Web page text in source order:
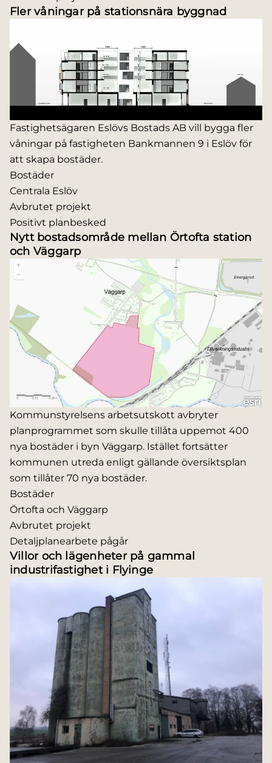
Fler våningar på stationsnära byggnad
Fastighetsägaren Eslövs Bostads AB vill bygga fler
våningar på fastigheten Bankmannen 9 i Eslöv för
att skapa bostäder.
Bostäder
Centrala Eslöv
Avbrutet projekt
Positivt planbesked
Nytt bostadsområde mellan Örtofta station
och Väggarp
Kommunstyrelsens arbetsutskott avbryter
planprogrammet som skulle tillåta uppemot 400
nya bostäder i byn Väggarp. Istället fortsätter
kommunen utreda enligt gällande översiktsplan
som tillåter 70 nya bostäder.
Bostäder
Örtofta och Väggarp
Avbrutet projekt
Detaljplanearbete pågår
Villor och lägenheter på gammal
industrifastighet i Flyinge